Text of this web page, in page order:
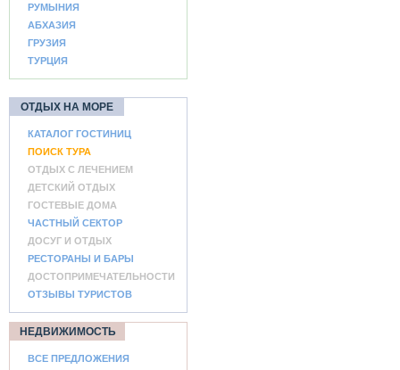
РУМЫНИЯ
АБХАЗИЯ
ГРУЗИЯ
ТУРЦИЯ
ОТДЫХ НА МОРЕ
КАТАЛОГ ГОСТИНИЦ
ПОИСК ТУРА
ОТДЫХ С ЛЕЧЕНИЕМ
ДЕТСКИЙ ОТДЫХ
ГОСТЕВЫЕ ДОМА
ЧАСТНЫЙ СЕКТОР
ДОСУГ И ОТДЫХ
РЕСТОРАНЫ И БАРЫ
ДОСТОПРИМЕЧАТЕЛЬНОСТИ
ОТЗЫВЫ ТУРИСТОВ
НЕДВИЖИМОСТЬ
ВСЕ ПРЕДЛОЖЕНИЯ